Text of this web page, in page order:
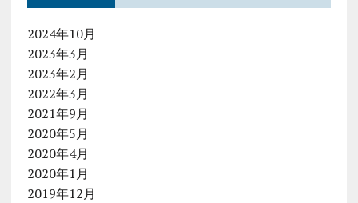
2024年10月
2023年3月
2023年2月
2022年3月
2021年9月
2020年5月
2020年4月
2020年1月
2019年12月